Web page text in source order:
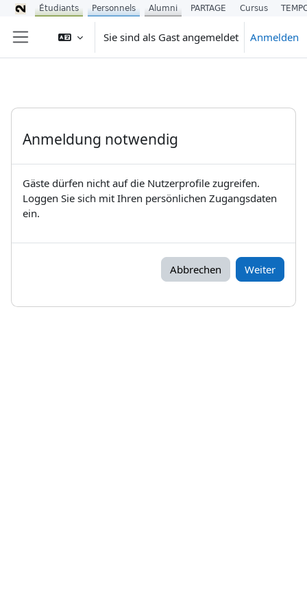
Website-Übersicht
Sie sind als Gast angemeldet Anmelden
Anmeldung notwendig
Gäste dürfen nicht auf die Nutzerprofile zugreifen.
Loggen Sie sich mit Ihren persönlichen Zugangsdaten
ein.
Abbrechen Weiter
Étudiants Personnels Alumni PARTAGE Cursus